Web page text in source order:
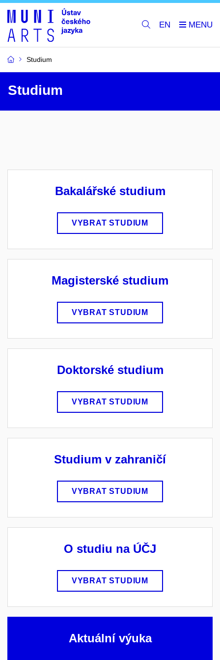
EN
Studium
Studium
Bakalářské studium
VYBRAT STUDIUM
Magisterské studium
VYBRAT STUDIUM
Doktorské studium
VYBRAT STUDIUM
Studium v zahraničí
VYBRAT STUDIUM
O studiu na ÚČJ
VYBRAT STUDIUM
Aktuální výuka